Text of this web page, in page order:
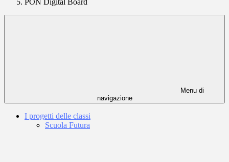
PON Digital Board
Menu di
navigazione
I progetti delle classi
Scuola Futura